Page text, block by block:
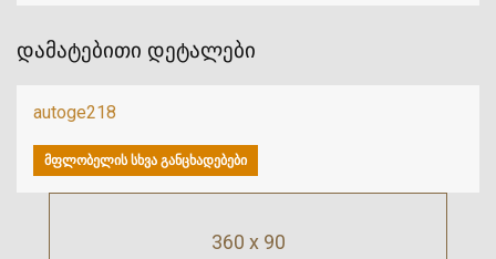
360 x 90
დამატებითი დეტალები
autoge218
ᲛᲤᲚᲝᲑᲔᲚᲘᲡ ᲡᲮᲕᲐ ᲒᲐᲜᲪᲮᲐᲓᲔᲑᲔᲑᲘ